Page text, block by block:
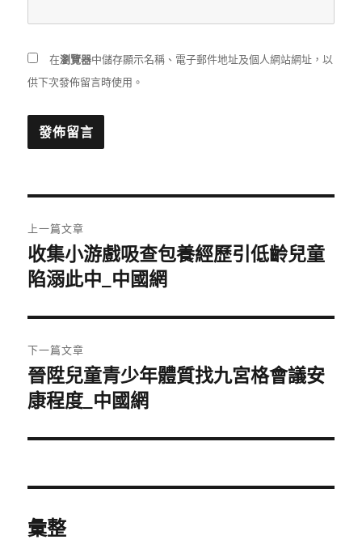
在瀏覽器中儲存顯示名稱、電子郵件地址及個人網站網址，以
供下次發佈留言時使用。
章
導
覽
上一篇文章
上
一
文
章:
收集小游戲吸查包養經歷引低齡兒童
陷溺此中_中國網
下一篇文章
下
一
文
晉陞兒童青少年體質找九宮格會議安
康程度_中國網
彙整